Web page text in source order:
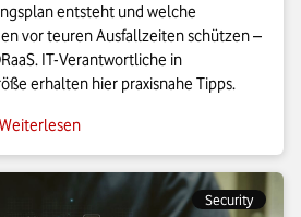
entsteht und welche
vor teuren Ausfallzeiten schützen –
IT-Verantwortliche in
erhalten hier praxisnahe Tipps.
Weiterlesen
Security